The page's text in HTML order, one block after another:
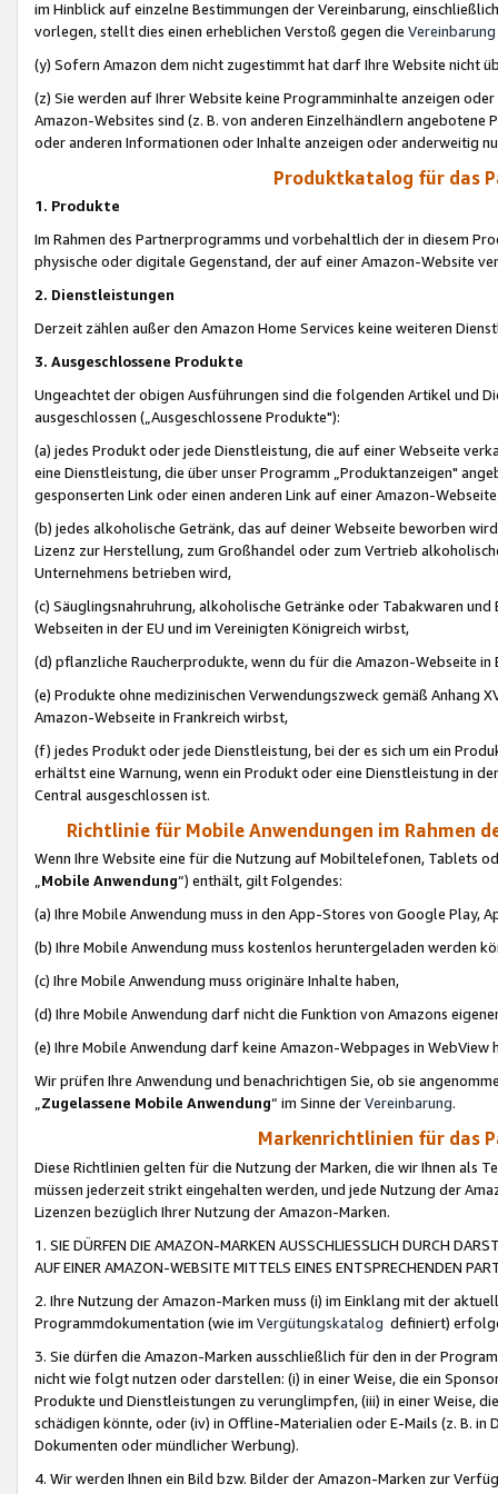
im Hinblick auf einzelne Bestimmungen der Vereinbarung,
vorlegen, stellt dies einen erheblichen Verstoß gegen die Vereinbarung
(y) Sofern Amazon dem nicht zugestimmt hat darf Ihre Website nicht
(z) Sie werden auf Ihrer Website keine Programminhalte anzeigen
Amazon-Websites sind (z. B. von anderen Einzelhändlern
oder anderen Informationen oder Inhalte anzeigen oder anderweitig
Produktkatalog für das
1. Produkte
Im Rahmen des Partnerprogramms und vorbehaltlich der in diesem
physische oder digitale Gegenstand, der auf einer Amazon-Website
2. Dienstleistungen
Derzeit zählen außer den Amazon Home Services keine weiteren
3. Ausgeschlossene Produkte
Ungeachtet der obigen Ausführungen sind die folgenden Artikel und
ausgeschlossen („Ausgeschlossene Produkte"):
(a) jedes Produkt oder jede Dienstleistung, die auf einer Webseite
eine Dienstleistung, die über unser Programm „Produktanzeigen"
gesponserten Link oder einen anderen Link auf einer Amazon-
(b) jedes alkoholische Getränk, das auf deiner Webseite beworben
Lizenz zur Herstellung, zum Großhandel oder zum Vertrieb
Unternehmens betrieben wird,
(c) Säuglingsnahruhrung, alkoholische Getränke oder Tabakwaren
Webseiten in der EU und im Vereinigten Königreich wirbst,
(d) pflanzliche Raucherprodukte, wenn du für die Amazon-Webseite in
(e) Produkte ohne medizinischen Verwendungszweck gemäß Anhang
Amazon-Webseite in Frankreich wirbst,
(f) jedes Produkt oder jede Dienstleistung, bei der es sich um ein
erhältst eine Warnung, wenn ein Produkt oder eine Dienstleistung in
Central ausgeschlossen ist.
Richtlinie für Mobile Anwendungen im Rahmen
Wenn Ihre Website eine für die Nutzung auf Mobiltelefonen, Tablets
„Mobile Anwendung“) enthält, gilt Folgendes:
(a) Ihre Mobile Anwendung muss in den App-Stores von Google Play,
(b) Ihre Mobile Anwendung muss kostenlos heruntergeladen werden
(c) Ihre Mobile Anwendung muss originäre Inhalte haben,
(d) Ihre Mobile Anwendung darf nicht die Funktion von Amazons
(e) Ihre Mobile Anwendung darf keine Amazon-Webpages in WebView
Wir prüfen Ihre Anwendung und benachrichtigen Sie, ob sie
„Zugelassene Mobile Anwendung“ im Sinne derVereinbarung.
Markenrichtlinien für das
Diese Richtlinien gelten für die Nutzung der Marken, die wir Ihnen als
müssen jederzeit strikt eingehalten werden, und jede Nutzung der
Lizenzen bezüglich Ihrer Nutzung der Amazon-Marken.
1. SIE DÜRFEN DIE AMAZON-MARKEN AUSSCHLIESSLICH DURCH
AUF EINER AMAZON-WEBSITE MITTELS EINES ENTSPRECHENDEN
2. Ihre Nutzung der Amazon-Marken muss (i) im Einklang mit der
Programmdokumentation (wie im Vergütungskatalog definiert)
3. Sie dürfen die Amazon-Marken ausschließlich für den in der
nicht wie folgt nutzen oder darstellen: (i) in einer Weise, die ein
Produkte und Dienstleistungen zu verunglimpfen, (iii) in einer Weise,
schädigen könnte, oder (iv) in Offline-Materialien oder E-Mails (z. B. in
Dokumenten oder mündlicher Werbung).
4. Wir werden Ihnen ein Bild bzw. Bilder der Amazon-Marken zur